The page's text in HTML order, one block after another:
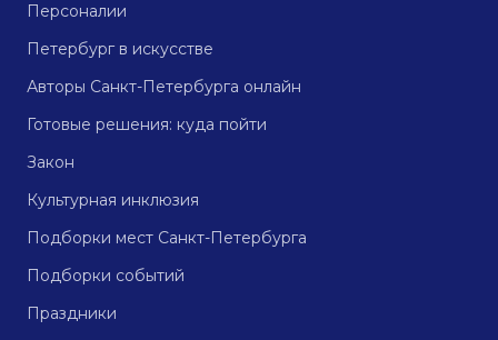
Персоналии
Петербург в искусстве
Авторы Санкт-Петербурга онлайн
Готовые решения: куда пойти
Закон
Культурная инклюзия
Подборки мест Санкт-Петербурга
Подборки событий
Праздники